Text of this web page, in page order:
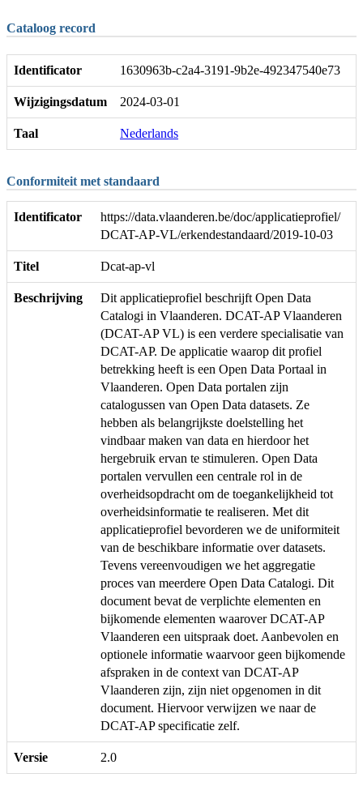
Cataloog record
Identificator 1630963b-c2a4-3191-9b2e-492347540e73
Wijzigingsdatum 2024-03-01
Taal Nederlands
Conformiteit met standaard
Identificator
https://data.vlaanderen.be/doc/applicatieprofiel/
DCAT-AP-VL/erkendestandaard/2019-10-03
Titel Dcat-ap-vl
Beschrijving
Dit applicatieprofiel beschrijft Open Data
Catalogi in Vlaanderen. DCAT-AP Vlaanderen
(DCAT-AP VL) is een verdere specialisatie van
DCAT-AP. De applicatie waarop dit profiel
betrekking heeft is een Open Data Portaal in
Vlaanderen. Open Data portalen zijn
catalogussen van Open Data datasets. Ze
hebben als belangrijkste doelstelling het
vindbaar maken van data en hierdoor het
hergebruik ervan te stimuleren. Open Data
portalen vervullen een centrale rol in de
overheidsopdracht om de toegankelijkheid tot
overheidsinformatie te realiseren. Met dit
applicatieprofiel bevorderen we de uniformiteit
van de beschikbare informatie over datasets.
Tevens vereenvoudigen we het aggregatie
proces van meerdere Open Data Catalogi. Dit
document bevat de verplichte elementen en
bijkomende elementen waarover DCAT-AP
Vlaanderen een uitspraak doet. Aanbevolen en
optionele informatie waarvoor geen bijkomende
afspraken in de context van DCAT-AP
Vlaanderen zijn, zijn niet opgenomen in dit
document. Hiervoor verwijzen we naar de
DCAT-AP specificatie zelf.
Versie 2.0